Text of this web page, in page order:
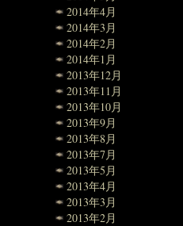
2014年4月
2014年3月
2014年2月
2014年1月
2013年12月
2013年11月
2013年10月
2013年9月
2013年8月
2013年7月
2013年5月
2013年4月
2013年3月
2013年2月